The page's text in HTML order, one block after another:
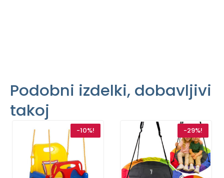
Podobni izdelki, dobavljivi
takoj
-10%! -29%!